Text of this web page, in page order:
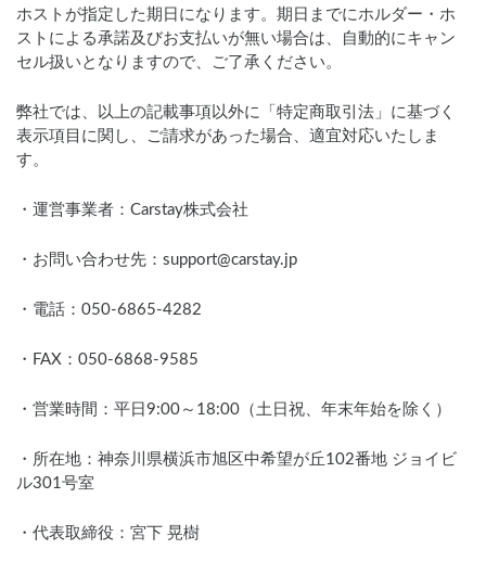
ホストが指定した期日になります。期日までにホルダー・ホ
ストによる承諾及びお支払いが無い場合は、自動的にキャン
セル扱いとなりますので、ご了承ください。
弊社では、以上の記載事項以外に「特定商取引法」に基づく
表示項目に関し、ご請求があった場合、適宜対応いたしま
す。
・運営事業者：Carstay株式会社
・お問い合わせ先：support@carstay.jp
・電話：050-6865-4282
・FAX：050-6868-9585
・営業時間：平日9:00～18:00（土日祝、年末年始を除く）
・所在地：神奈川県横浜市旭区中希望が丘102番地 ジョイビ
ル301号室
・代表取締役：宮下 晃樹